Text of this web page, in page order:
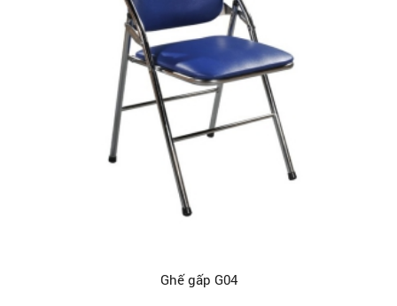
Ghế gấp G04